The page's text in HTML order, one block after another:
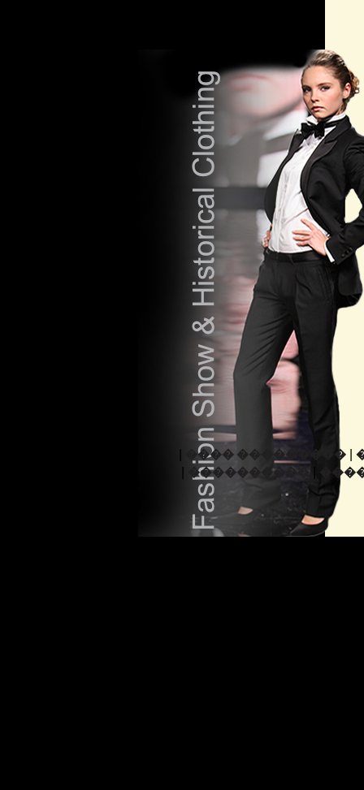
���� ���������|
����������|